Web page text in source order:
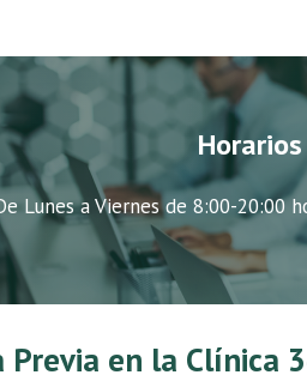
Lunes a Viernes de 8:00-20:00
Previa en la Clínica